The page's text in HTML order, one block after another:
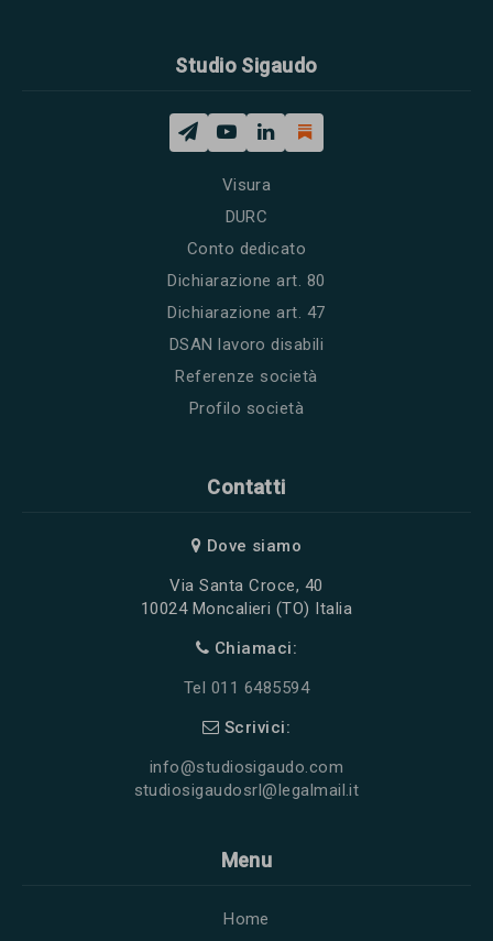
Studio Sigaudo
Visura
DURC
Conto dedicato
Dichiarazione art. 80
Dichiarazione art. 47
DSAN lavoro disabili
Referenze società
Profilo società
Contatti
Dove siamo
Via Santa Croce, 40
10024 Moncalieri (TO) Italia
Chiamaci:
Tel 011 6485594
Scrivici:
info@studiosigaudo.com
studiosigaudosrl@legalmail.it
Menu
Home